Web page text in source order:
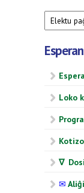
Loko
Kotizo
∇
✉